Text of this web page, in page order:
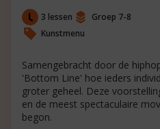
3 lessen
Groep 7-8
Kunstmenu
Samengebracht door de
'Bottom Line' hoe ieders
groter geheel. Deze
en de meest spectaculaire
begon.